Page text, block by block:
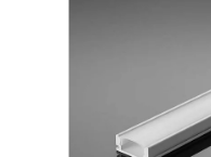
SAMSUNG SVIETIDLÁ